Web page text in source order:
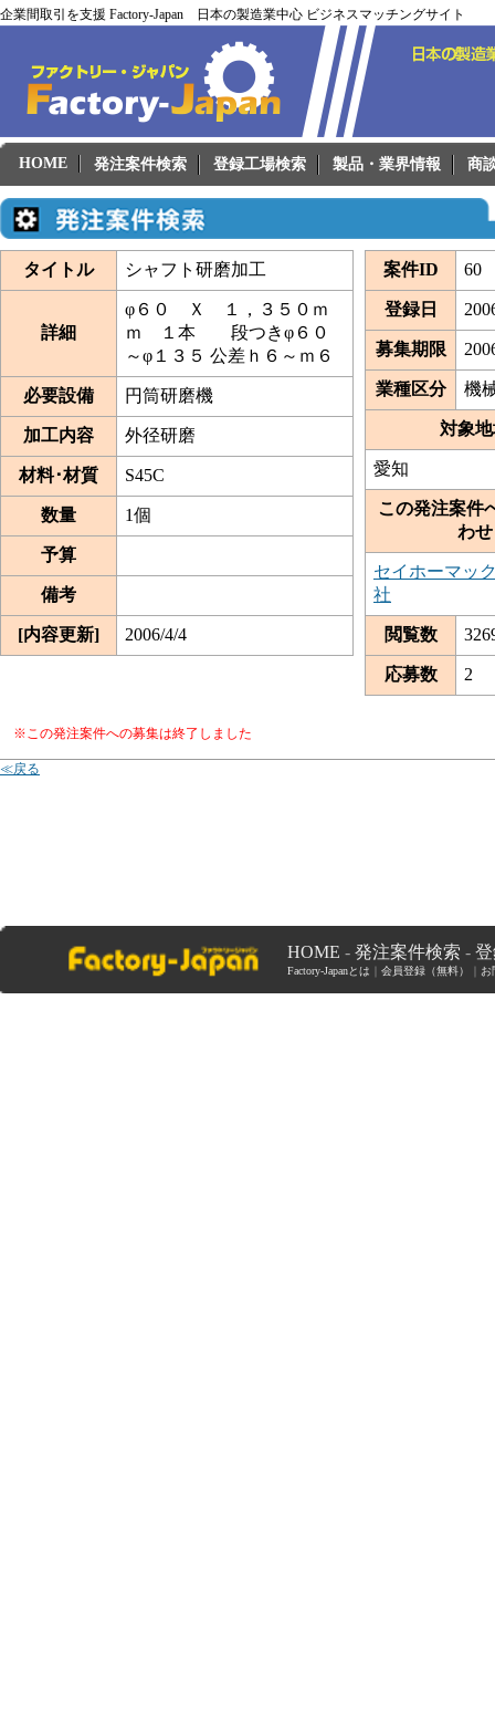
企業間取引を支援 Factory-Japan 日本の製造業中心 ビジネスマッチングサイト
HOME 発注案件検索 登録工場検索 製品・業界情報 商
タイトル シャフト研磨加工
詳細
φ６０ Ｘ １，３５０ｍ
ｍ １本 段つきφ６０
～φ１３５ 公差ｈ６～ｍ６
必要設備 円筒研磨機
加工内容 外径研磨
材料･材質 S45C
数量 1個
予算
備考
[内容更新] 2006/4/4
案件ID 60
登録日
募集期限
業種区分 機
対象
愛知
この発注案件
わせ
セイホーマッ
社
閲覧数
応募数 2
※この発注案件への募集は終了しました
≪戻る
HOME - 発注案件検索 -
Factory-Japanとは 会員登録（無料） お